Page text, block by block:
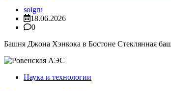
soigru
18.06.2026
0
Башня Джона Хэнкока в Бостоне Стеклянная
Наука и технологии